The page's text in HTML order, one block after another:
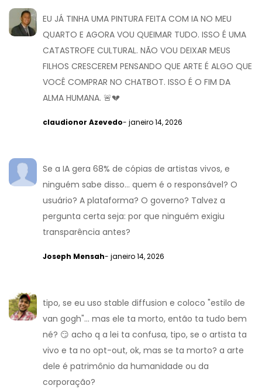
EU JÁ TINHA UMA PINTURA FEITA COM IA NO MEU
QUARTO E AGORA VOU QUEIMAR TUDO. ISSO É UMA
CATASTROFE CULTURAL. NÃO VOU DEIXAR MEUS
FILHOS CRESCEREM PENSANDO QUE ARTE É ALGO QUE
VOCÊ COMPRAR NO CHATBOT. ISSO É O FIM DA
ALMA HUMANA. 🚨💔
claudionor Azevedo- janeiro 14, 2026
Se a IA gera 68% de cópias de artistas vivos, e
ninguém sabe disso... quem é o responsável? O
usuário? A plataforma? O governo? Talvez a
pergunta certa seja: por que ninguém exigiu
transparência antes?
Joseph Mensah- janeiro 14, 2026
tipo, se eu uso stable diffusion e coloco "estilo de
van gogh"... mas ele ta morto, então ta tudo bem
né? 😏 acho q a lei ta confusa, tipo, se o artista ta
vivo e ta no opt-out, ok, mas se ta morto? a arte
dele é patrimônio da humanidade ou da
corporação?